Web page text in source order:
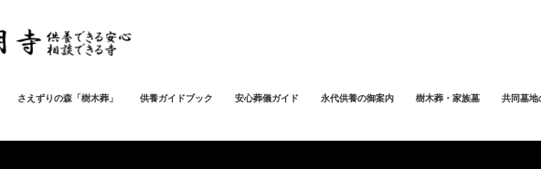
さえずりの森「樹木葬」 供養ガイドブック 安心葬儀ガイド 永代供養の御案内 樹木葬・家族墓 共同墓地